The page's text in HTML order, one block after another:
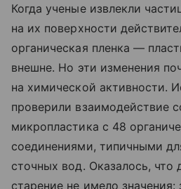
Когда ученые извлекли
на их поверхности
органическая пленка —
внешне. Но эти изменения
на химической активности.
проверили взаимодействие
микропластика с 48
соединениями, типичными
сточных вод. Оказалось, что
старение не имело значения: